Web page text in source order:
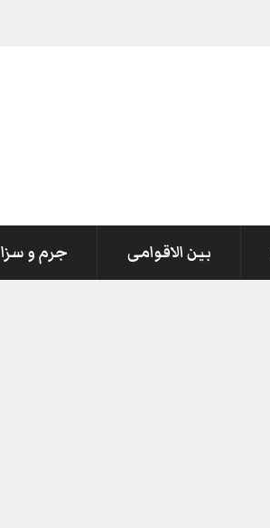
بین الاقوامی جرم و سزا